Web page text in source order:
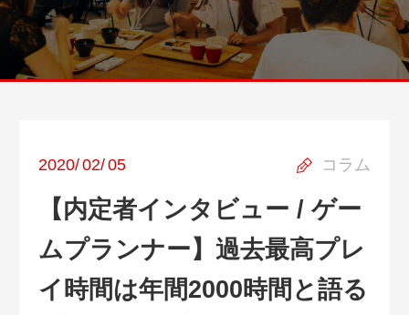
コラム
2020/02/05
【内定者インタビュー / ゲー
ムプランナー】過去最高プレ
イ時間は年間2000時間と語る